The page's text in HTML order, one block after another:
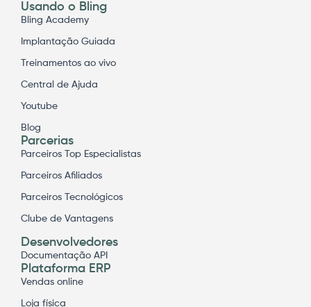
Usando o Bling
Bling Academy
Implantação Guiada
Treinamentos ao vivo
Central de Ajuda
Youtube
Blog
Parcerias
Parceiros Top Especialistas
Parceiros Afiliados
Parceiros Tecnológicos
Clube de Vantagens
Desenvolvedores
Documentação API
Plataforma ERP
Vendas online
Loja física